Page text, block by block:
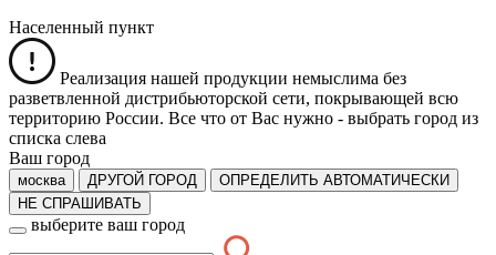
Населенный пункт
Реализация нашей продукции немыслима без
разветвленной дистрибьюторской сети, покрывающей всю
территорию России. Все что от Вас нужно - выбрать город из
списка слева
Ваш город
москва ДРУГОЙ ГОРОД
ОПРЕДЕЛИТЬ АВТОМАТИЧЕСКИ
НЕ СПРАШИВАТЬ
выберите ваш город